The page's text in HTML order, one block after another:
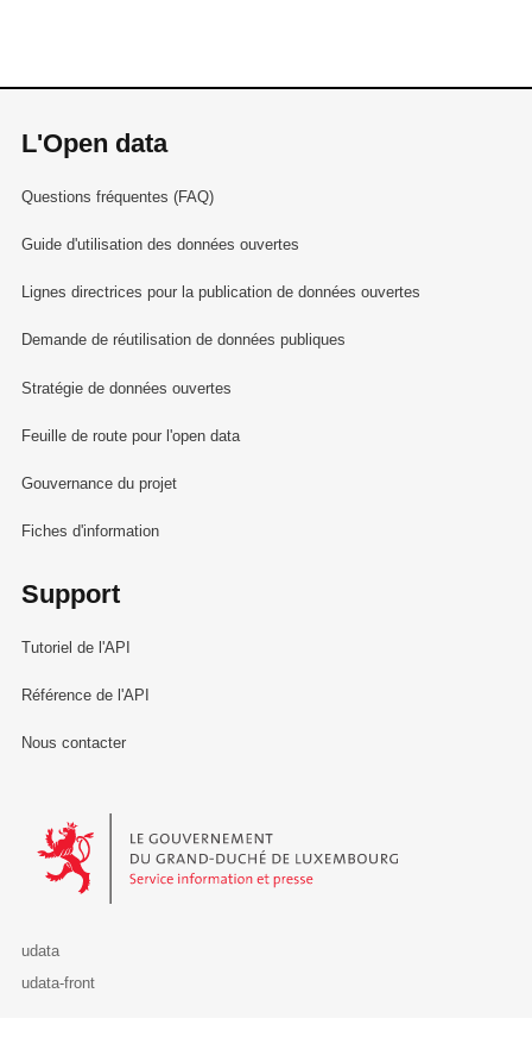
L'Open data
Questions fréquentes (FAQ)
Guide d'utilisation des données ouvertes
Lignes directrices pour la publication de données ouvertes
Demande de réutilisation de données publiques
Stratégie de données ouvertes
Feuille de route pour l'open data
Gouvernance du projet
Fiches d'information
Support
Tutoriel de l'API
Référence de l'API
Nous contacter
Le Gouvernement du Grand-Duché de Luxembourg - Service
udata
udata-front